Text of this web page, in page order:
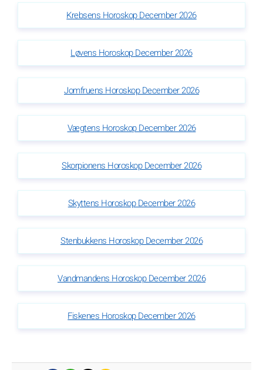
Krebsens Horoskop December 2026
Løvens Horoskop December 2026
Jomfruens Horoskop December 2026
Vægtens Horoskop December 2026
Skorpionens Horoskop December 2026
Skyttens Horoskop December 2026
Stenbukkens Horoskop December 2026
Vandmandens Horoskop December 2026
Fiskenes Horoskop December 2026